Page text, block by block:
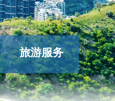
旅游服务